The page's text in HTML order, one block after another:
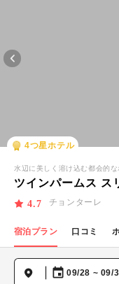
4つ星ホテル
水辺に美しく溶け込む都会的
ツインパームス ス
4.7 チョンターレ
宿泊プラン 口コミ
09/28 ~ 09/